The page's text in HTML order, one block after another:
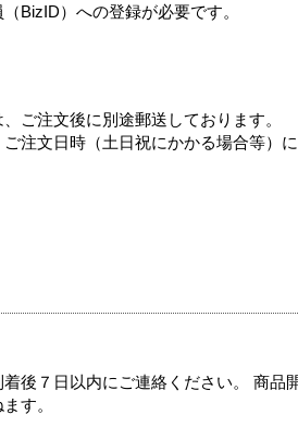
BizID）への登録が必要です。
ご注文後に別途郵送しております。
注文日時（土日祝にかかる場合等）
後７日以内にご連絡ください。 商品
す。